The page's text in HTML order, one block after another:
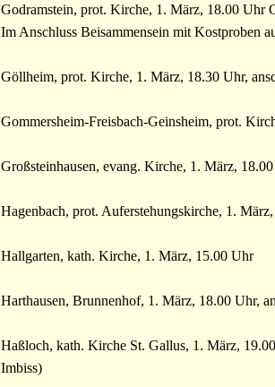
Godramstein, prot. Kirche, 1. März, 18.00 Uhr
Im Anschluss Beisammensein mit Kostproben
Göllheim, prot. Kirche, 1. März, 18.30 Uhr,
Gommersheim-Freisbach-Geinsheim, prot.
Großsteinhausen, evang. Kirche, 1. März,
Hagenbach, prot. Auferstehungskirche, 1.
Hallgarten, kath. Kirche, 1. März, 15.00 Uhr
Harthausen, Brunnenhof, 1. März, 18.00 Uhr,
Haßloch, kath. Kirche St. Gallus, 1. März,
Imbiss)